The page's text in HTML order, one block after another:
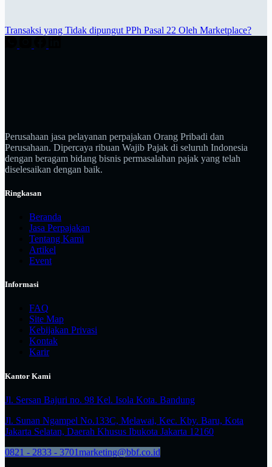
Transaksi yang Tidak dipungut PPh Pasal 22 Oleh Marketplace?
Perusahaan jasa pelayanan perpajakan Orang Pribadi dan
Perusahaan. Dipercaya ribuan Wajib Pajak di seluruh Indonesia
dengan beragam bidang bisnis permasalahan pajak yang telah
diselesaikan dengan baik.
Ringkasan
Beranda
Jasa Perpajakan
Tentang Kami
Artikel
Event
Informasi
FAQ
Site Map
Kebijakan Privasi
Kontak
Karir
Kantor Kami
Jl. Sersan Bajuri no. 98 Kel. Isola Kota. Bandung
Jl. Sunan Ngampel No.133C, Melawai, Kec. Kby. Baru, Kota
Jakarta Selatan, Daerah Khusus Ibukota Jakarta 12160
0821 - 2833 - 3701marketing@bbf.co.id